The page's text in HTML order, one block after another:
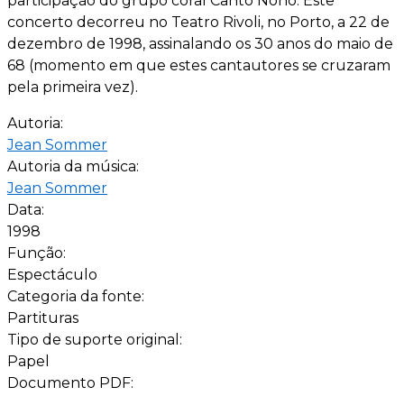
concerto decorreu no Teatro Rivoli, no Porto, a 22 de
dezembro de 1998, assinalando os 30 anos do maio de
68 (momento em que estes cantautores se cruzaram
pela primeira vez).
Autoria:
Jean Sommer
Autoria da música:
Jean Sommer
Data:
1998
Função:
Espectáculo
Categoria da fonte:
Partituras
Tipo de suporte original:
Papel
Documento PDF: